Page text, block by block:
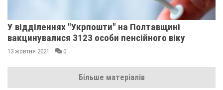
У відділеннях "Укрпошти" на Полтавщині
вакцинувалися 3123 особи пенсійного віку
13 жовтня 2021 0
Більше матеріалів